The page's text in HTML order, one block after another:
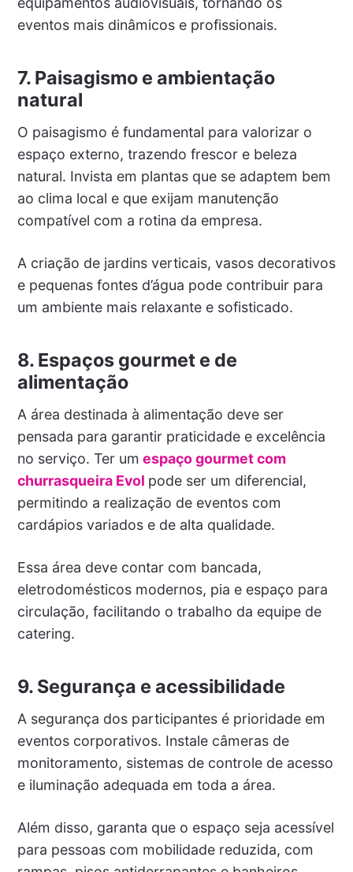
eventos mais dinâmicos e profissionais.
7. Paisagismo e ambientação
natural
O paisagismo é fundamental para valorizar o
espaço externo, trazendo frescor e beleza
natural. Invista em plantas que se adaptem bem
ao clima local e que exijam manutenção
compatível com a rotina da empresa.
A criação de jardins verticais, vasos decorativos
e pequenas fontes d’água pode contribuir para
um ambiente mais relaxante e sofisticado.
8. Espaços gourmet e de
alimentação
A área destinada à alimentação deve ser
pensada para garantir praticidade e excelência
no serviço. Ter um espaço gourmet com
churrasqueira Evol pode ser um diferencial,
permitindo a realização de eventos com
cardápios variados e de alta qualidade.
Essa área deve contar com bancada,
eletrodomésticos modernos, pia e espaço para
circulação, facilitando o trabalho da equipe de
catering.
9. Segurança e acessibilidade
A segurança dos participantes é prioridade em
eventos corporativos. Instale câmeras de
monitoramento, sistemas de controle de acesso
e iluminação adequada em toda a área.
Além disso, garanta que o espaço seja acessível
para pessoas com mobilidade reduzida, com